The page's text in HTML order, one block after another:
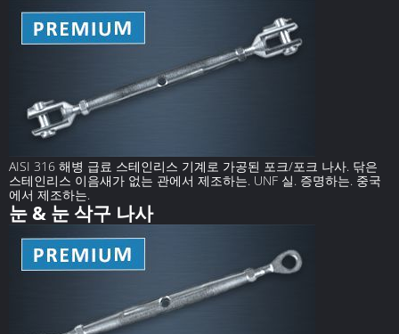
AISI 316 해병 급료 스테인리스 기계로 가공된 포크/포크 나사. 닦은
스테인리스 이음새가 없는 관에서 제조하는. UNF 실. 증명하는. 중국
에서 제조하는.
눈 & 눈 삭구 나사